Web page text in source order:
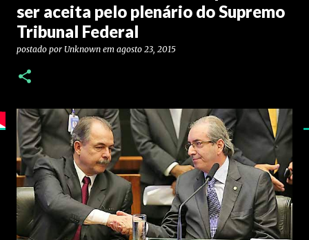
ser aceita pelo plenário do Supremo
Tribunal Federal
postado por Unknown em agosto 23, 2015